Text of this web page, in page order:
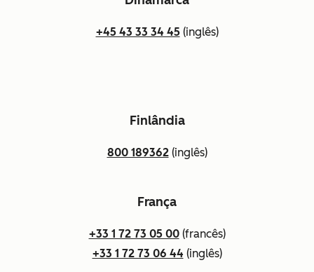
+45 43 33 34 45(inglês)
Finlândia
800 189362(inglês)
França
+33 1 72 73 05 00(francês)
+33 1 72 73 06 44 (inglês)